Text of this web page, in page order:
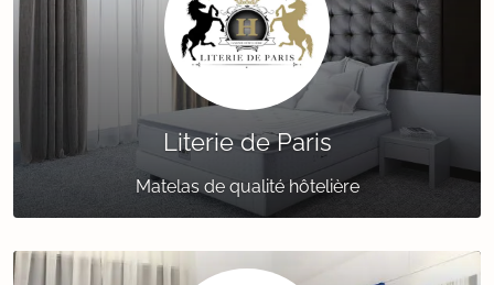
Literie de Paris
Matelas de qualité hôtelière